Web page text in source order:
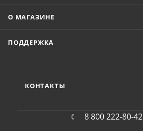
О МАГАЗИНЕ
ПОДДЕРЖКА
КОНТАКТЫ
8 800 222-80-42